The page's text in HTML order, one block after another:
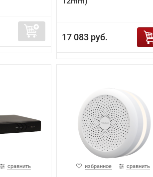
17 083 руб.
сравнить избранное сравнить